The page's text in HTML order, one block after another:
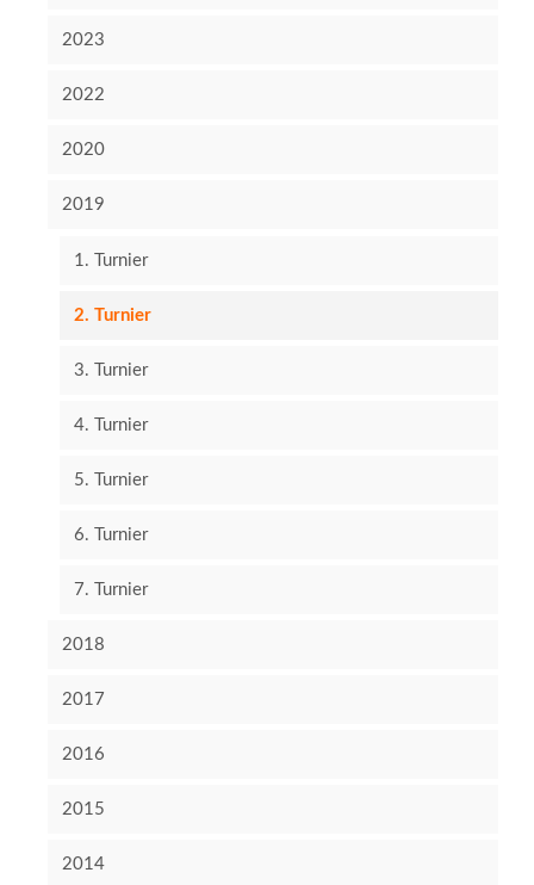
2023
2022
2020
2019
1. Turnier
2. Turnier
3. Turnier
4. Turnier
5. Turnier
6. Turnier
7. Turnier
2018
2017
2016
2015
2014